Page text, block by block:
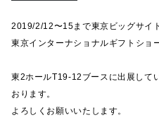
2019/2/12〜15まで東京ビッグサイ
東京インターナショナルギフトショ
東2ホールT19-12ブースに出展して
おります。
よろしくお願いいたします。